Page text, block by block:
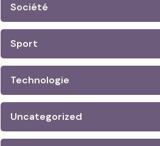
Société
Sport
Technologie
Uncategorized